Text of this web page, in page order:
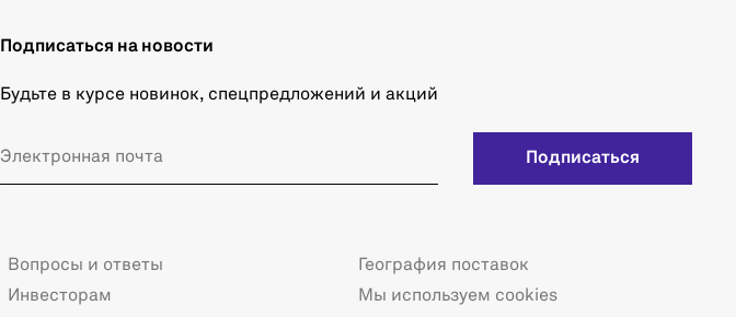
Подписаться на новости
Будьте в курсе новинок, спецпредложений и акций
Подписаться
Вопросы и ответы
Инвесторам
География поставок
Мы используем cookies